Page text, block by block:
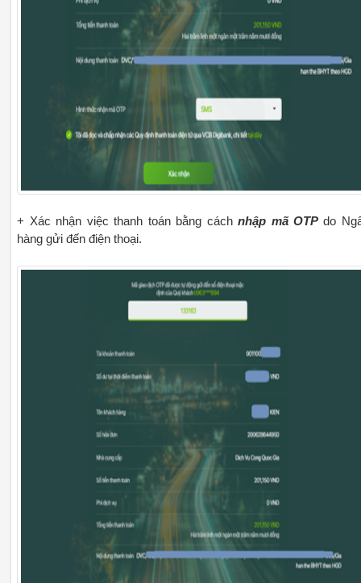
+ Xác nhận việc thanh toán bằng cáchnhập mã OTPdo
hàng gửi đến điện thoại.